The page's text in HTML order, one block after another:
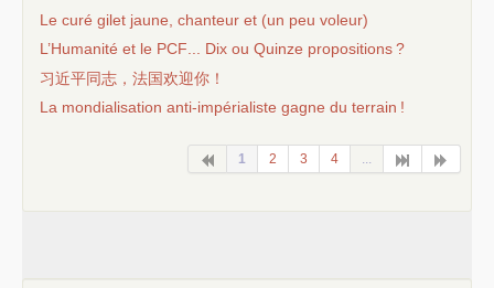
Le curé gilet jaune, chanteur et (un peu voleur)
L’Humanité et le PCF ... Dix ou Quinze propositions?
习近平同志，法国欢迎你！
La mondialisation anti-impérialiste gagne du terrain !
1 2 3 4 ...